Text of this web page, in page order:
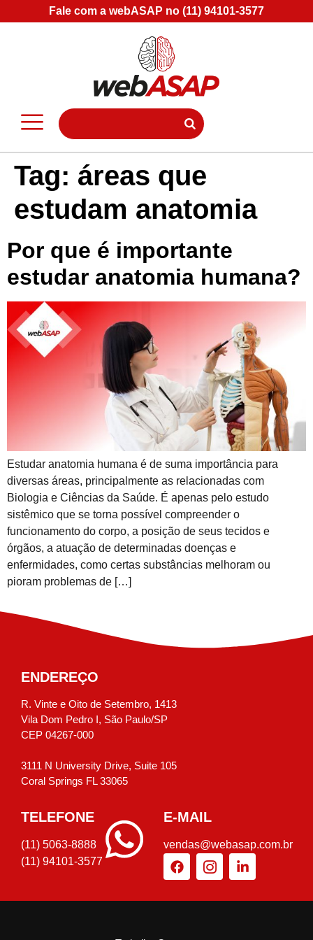
Fale com a webASAP no (11) 94101-3577
Tag: áreas que
estudam anatomia
Por que é importante
estudar anatomia humana?
Estudar anatomia humana é de suma importância para
diversas áreas, principalmente as relacionadas com
Biologia e Ciências da Saúde. É apenas pelo estudo
sistêmico que se torna possível compreender o
funcionamento do corpo, a posição de seus tecidos e
órgãos, a atuação de determinadas doenças e
enfermidades, como certas substâncias melhoram ou
pioram problemas de […]
ENDEREÇO
R. Vinte e Oito de Setembro, 1413
Vila Dom Pedro I, São Paulo/SP
CEP 04267-000
3111 N University Drive, Suite 105
Coral Springs FL 33065
TELEFONE
(11) 5063-8888
(11) 94101-3577
E-MAIL
vendas@webasap.com.br